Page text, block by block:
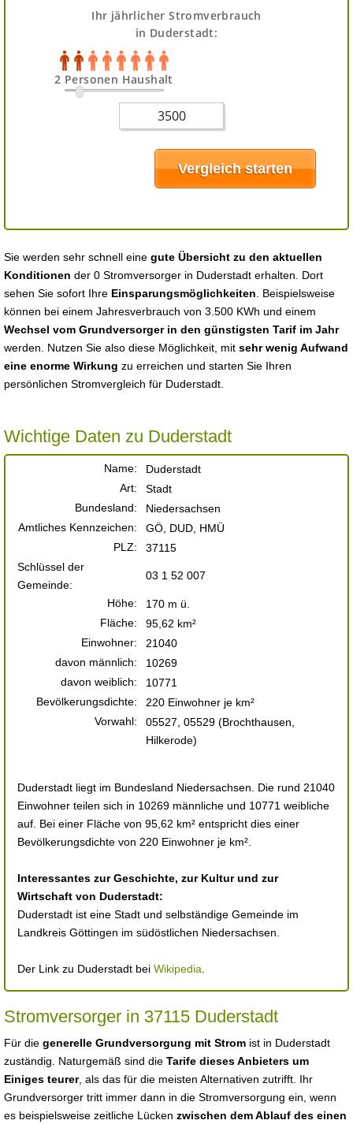
Ihr jährlicher Stromverbrauch
in Duderstadt:
2 Personen Haushalt
Sie werden sehr schnell eine gute Übersicht zu den aktuellen
Konditionen der 0 Stromversorger in Duderstadt erhalten. Dort
sehen Sie sofort Ihre Einsparungsmöglichkeiten . Beispielsweise
können bei einem Jahresverbrauch von 3.500 KWh und einem
Wechsel vom Grundversorger in den günstigsten Tarif im Jahr
werden. Nutzen Sie also diese Möglichkeit, mit sehr wenig Aufwand
eine enorme Wirkung zu erreichen und starten Sie Ihren
persönlichen Stromvergleich für Duderstadt.
Wichtige Daten zu Duderstadt
Name:
Duderstadt
Art:
Stadt
Bundesland:
Niedersachsen
Amtliches Kennzeichen:
GÖ, DUD, HMÜ
PLZ:
37115
Schlüssel der
Gemeinde:
03 1 52 007
Höhe:
170 m ü.
Fläche:
95,62 km²
Einwohner:
21040
davon männlich:
10269
davon weiblich:
10771
Bevölkerungsdichte:
220 Einwohner je km²
Vorwahl:
05527, 05529 (Brochthausen,
Hilkerode)
Duderstadt liegt im Bundesland Niedersachsen. Die rund 21040
Einwohner teilen sich in 10269 männliche und 10771 weibliche
auf. Bei einer Fläche von 95,62 km² entspricht dies einer
Bevölkerungsdichte von 220 Einwohner je km².
Interessantes zur Geschichte, zur Kultur und zur
Wirtschaft von Duderstadt:
Duderstadt ist eine Stadt und selbständige Gemeinde im
Landkreis Göttingen im südöstlichen Niedersachsen.
Der Link zu Duderstadt bei Wikipedia
Stromversorger in 37115 Duderstadt
Für die generelle Grundversorgung mit Strom ist in Duderstadt
zuständig. Naturgemäß sind die Tarife dieses Anbieters um
Einiges teurer, als das für die meisten Alternativen zutrifft. Ihr
Grundversorger tritt immer dann in die Stromversorgung ein, wenn
es beispielsweise zeitliche Lücken zwischen dem Ablauf des einen